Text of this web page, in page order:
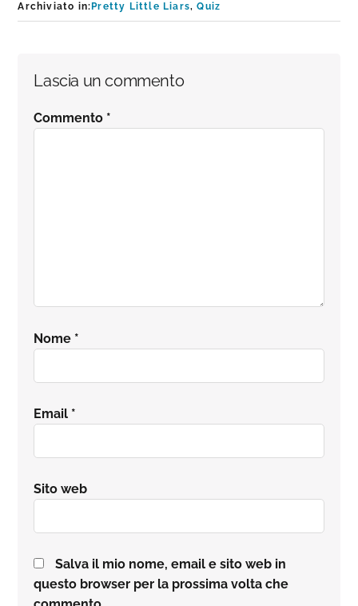
Archiviato in: Pretty Little Liars,Quiz
Interazioni
del
Lascia un commento
Commento *
Nome *
Email *
Sito web
Salva il mio nome, email e sito web in
questo browser per la prossima volta che